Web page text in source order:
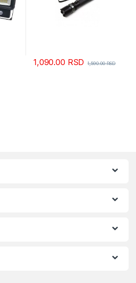
1,090.00 RSD 1,590.00RSD